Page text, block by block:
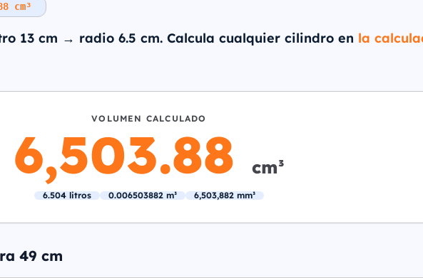
cm³
13 cm → radio 6.5 cm. Calcula cualquier cilindro en la
VOLUMEN CALCULADO
6,503.88 cm³
6.504 litros 0.006503882 m³ 6,503,882 mm³
49 cm